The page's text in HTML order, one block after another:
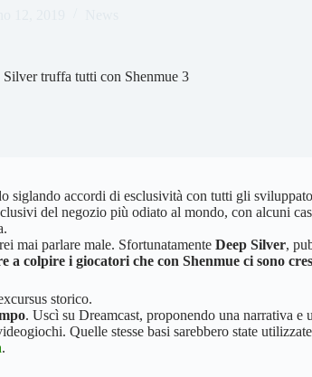
truffa tutti con Shenmue 3
siglando accordi di esclusività con tutti gli
del negozio più odiato al mondo, con alcuni
mai parlare male. Sfortunatamente Deep Silver,
a colpire i giocatori che con Shenmue ci sono
storico.
. Uscì su Dreamcast, proponendo una narrativa e
Quelle stesse basi sarebbero state utilizzate
.